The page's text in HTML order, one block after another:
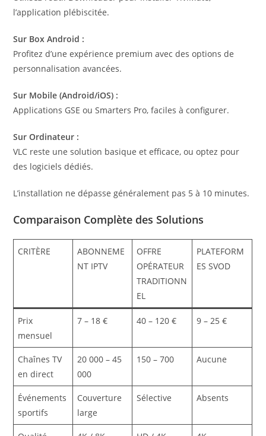
l’application plébiscitée.
Sur Box Android :
Profitez d’une expérience premium avec des options de
personnalisation avancées.
Sur Mobile (Android/iOS) :
Applications GSE ou Smarters Pro, faciles à configurer.
Sur Ordinateur :
VLC reste une solution basique et efficace, ou optez pour
des logiciels dédiés.
L’installation ne dépasse généralement pas 5 à 10 minutes.
Comparaison Complète des Solutions
CRITÈRE
ABONNEME
NT IPTV
OFFRE
OPÉRATEUR
TRADITIONN
EL
PLATEFORM
ES SVOD
Prix
mensuel
7 – 18 € 40 – 120 € 9 – 25 €
Chaînes TV
en direct
20 000 – 45
000
150 – 700 Aucune
Événements
sportifs
Couverture
large
Sélective Absents